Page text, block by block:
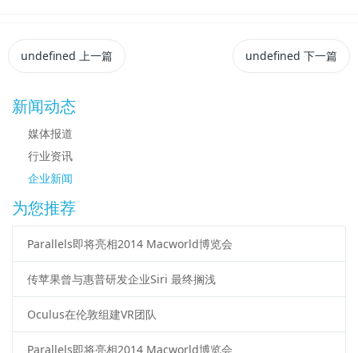
undefined 上一篇 undefined 下一篇
新闻动态
媒体报道
行业资讯
企业新闻
为您推荐
Parallels即将亮相2014 Macworld博览会
传苹果曾与惠普研发企业Siri 最终搁浅
Oculus在伦敦组建VR团队
Parallels即将亮相2014 Macworld博览会